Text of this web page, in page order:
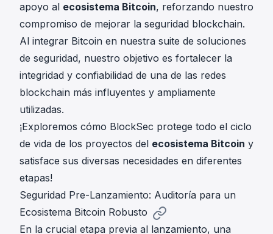
apoyo al ecosistema Bitcoin, reforzando nuestro
compromiso de mejorar la seguridad blockchain.
Al integrar Bitcoin en nuestra suite de soluciones
de seguridad, nuestro objetivo es fortalecer la
integridad y confiabilidad de una de las redes
blockchain más influyentes y ampliamente
utilizadas.
¡Exploremos cómo BlockSec protege todo el ciclo
de vida de los proyectos del ecosistema Bitcoin y
satisface sus diversas necesidades en diferentes
etapas!
Seguridad Pre-Lanzamiento: Auditoría para un
Ecosistema Bitcoin Robusto
En la crucial etapa previa al lanzamiento, una